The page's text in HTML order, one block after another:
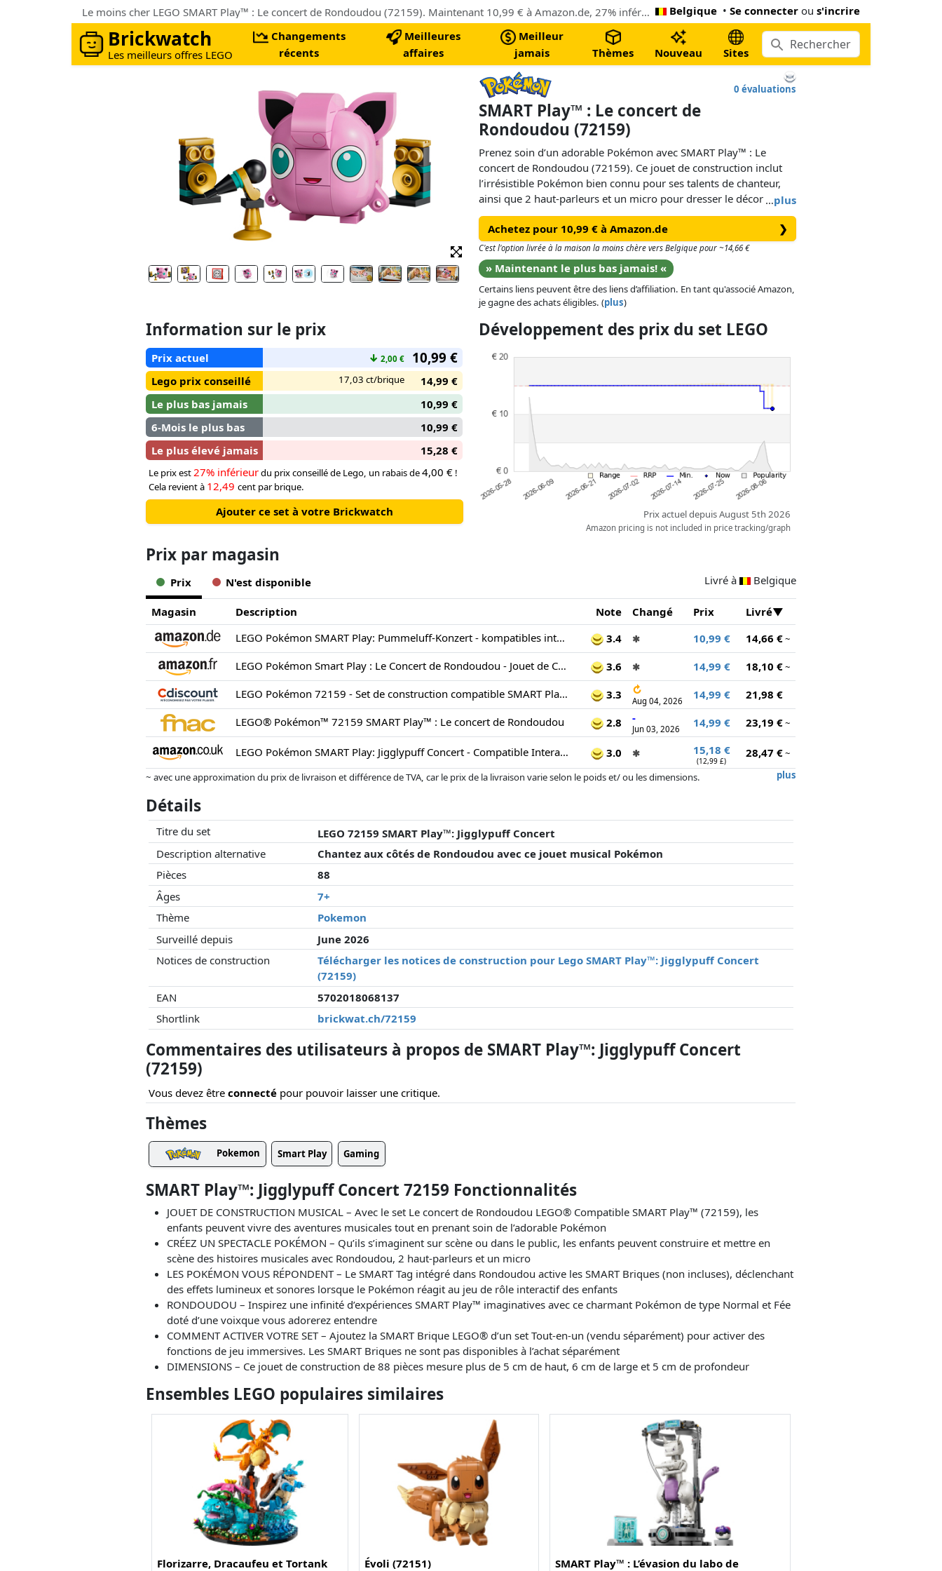
Le moins cher LEGO SMART Play™ : Le concert de Rondoudou (72159). Maintenant 10,99 € à Amazon.de, 27% inférieur le Lego prix conseillé Belgique • Se connecter ou s'incrire
Brickwatch
Les meilleurs offres LEGO
Changements
récents
Meilleures
affaires
Meilleur
jamais
Thèmes Nouveau Sites
0 évaluations
SMART Play™ : Le concert de
Rondoudou (72159)
…plus
Prenez soin d’un adorable Pokémon avec SMART Play™ : Le
concert de Rondoudou (72159). Ce jouet de construction inclut
l’irrésistible Pokémon bien connu pour ses talents de chanteur,
ainsi que 2 haut-parleurs et un micro pour dresser le décor
d’uneaventure dans l’univers du spectacle.
La figurine de Rondoudou intègre un SMART Tag. Les SMART
Briques incluses dans les sets Tout-en-un (vendus séparément)
donnent vie aux aventures des Dresseurs Pokémon grâce à des
possibilités de jeu interactives il limitées, permettant aux
Pokémon et à d’autres éléments de jeu dotés d’un SMART Tag de
réagir par des sons, des lumières et d’autres effets quand les
enfants déplacent les Pokémon.
Achetez pour 10,99 € à Amazon.de ❯
C'est l'option livrée à la maison la moins chère vers Belgique pour ~14,66 €
» Maintenant le plus bas jamais! «
Certains liens peuvent être des liens d’affiliation. En tant qu'associé Amazon,
je gagne des achats éligibles. (plus)
Information sur le prix
Prix actuel ↓ 2,00 € 10,99 €
Lego prix conseillé 17,03 ct/brique
14,99 €
Le plus bas jamais
10,99 €
6-Mois le plus bas
10,99 €
Le plus élevé jamais
15,28 €
Le prix est 27% inférieurdu prix conseillé de Lego, un rabais de4,00 € !
Cela revient à 12,49 cent par brique.
Ajouter ce set à votre Brickwatch
Développement des prix du set LEGO
Prix actuel depuis August 5th 2026
Amazon pricing is not included in price tracking/graph
Prix ​​par magasin
Prix N'est disponible Livré à Belgique
Magasin Description Note Changé Prix
Livré
LEGO Pokémon SMART Play: Pummeluff-Konzert - kompatibles interaktives BAU- und Spielset mit SMART Tag und Pokémon Figur - Geschenkidee für Kinder ab 7 Jahren - 72159
3.4 ✱ 10,99 € 14,66 €~
LEGO Pokémon Smart Play : Le Concert de Rondoudou - Jouet de Construction - Set Interactif Compatible avec 1 Smart Tag & 1 Figurine de Pokémon - Idée de Cadeau pour Garçons et Filles dès 7 Ans 72159 3.6 ✱ 14,99 € 18,10 €~
LEGO Pokémon 72159 - Set de construction compatible SMART Play™ - Rondoudou Concert - Dès 7 ans 3.3 ↻
Aug 04, 2026 14,99 €
21,98 €
LEGO® Pokémon™ 72159 SMART Play™ : Le concert de Rondoudou
2.8 -
Jun 03, 2026 14,99 € 23,19 €~
LEGO Pokémon SMART Play: Jigglypuff Concert - Compatible Interactive Building Toy Set Incl. a SMART Tag and Pokémon Figure - Gift Idea for 7+ Year Old Boys and Girls - 72159 3.0 ✱ 15,18 €
(12,99 £)
28,47 €~
plus
~ avec une approximation du prix de livraison et différence de TVA, car le prix de la livraison varie selon le poids et/ ou les dimensions.
aucune influence sur celui-ci. Ce n'est qu'à prix égaux que les réalisations historiques peuvent influencer l'ordre.
Détails
Titre du set
LEGO 72159 SMART Play™: Jigglypuff Concert
Description alternative
Chantez aux côtés de Rondoudou avec ce jouet musical Pokémon
Pièces
88
Âges
7+
Thème
Pokemon
Surveillé depuis
June 2026
Notices de construction
Télécharger les notices de construction pour Lego SMART Play™: Jigglypuff Concert
(72159)
EAN
5702018068137
Shortlink
brickwat.ch/72159
Commentaires des utilisateurs à propos de SMART Play™: Jigglypuff Concert
(72159)
Vous devez être connecté pour pouvoir laisser une critique.
Thèmes
Pokemon Smart Play Gaming
SMART Play™: Jigglypuff Concert 72159 Fonctionnalités
JOUET DE CONSTRUCTION MUSICAL – Avec le set Le concert de Rondoudou LEGO® Compatible SMART Play™ (72159), les
enfants peuvent vivre des aventures musicales tout en prenant soin de l’adorable Pokémon
CRÉEZ UN SPECTACLE POKÉMON – Qu’ils s’imaginent sur scène ou dans le public, les enfants peuvent construire et mettre en
scène des histoires musicales avec Rondoudou, 2 haut-parleurs et un micro
LES POKÉMON VOUS RÉPONDENT – Le SMART Tag intégré dans Rondoudou active les SMART Briques (non incluses), déclenchant
des effets lumineux et sonores lorsque le Pokémon réagit au jeu de rôle interactif des enfants
RONDOUDOU – Inspirez une infinité d’expériences SMART Play™ imaginatives avec ce charmant Pokémon de type Normal et Fée
doté d’une voixque vous adorerez entendre
COMMENT ACTIVER VOTRE SET – Ajoutez la SMART Brique LEGO® d’un set Tout-en-un (vendu séparément) pour activer des
fonctions de jeu immersives. Les SMART Briques ne sont pas disponibles à l’achat séparément
DIMENSIONS – Ce jouet de construction de 88 pièces mesure plus de 5 cm de haut, 6 cm de large et 5 cm de profondeur
Ensembles LEGO populaires similaires
Florizarre, Dracaufeu et Tortank Évoli (72151) SMART Play™ : L’évasion du labo de